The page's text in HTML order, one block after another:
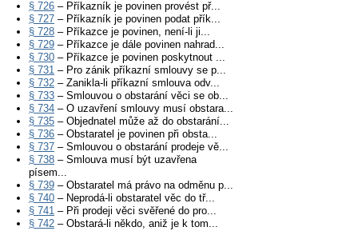
§ 726 – Příkazník je povinen provést př...
§ 727 – Příkazník je povinen podat přík...
§ 728 – Příkazce je povinen, není-li ji...
§ 729 – Příkazce je dále povinen nahrad...
§ 730 – Příkazce je povinen poskytnout ...
§ 731 – Pro zánik příkazní smlouvy se p...
§ 732 – Zanikla-li příkazní smlouva odv...
§ 733 – Smlouvou o obstarání věci se ob...
§ 734 – O uzavření smlouvy musí obstara...
§ 735 – Objednatel může až do obstarání...
§ 736 – Obstaratel je povinen při obsta...
§ 737 – Smlouvou o obstarání prodeje vě...
§ 738 – Smlouva musí být uzavřena
písem...
§ 739 – Obstaratel má právo na odměnu p...
§ 740 – Neprodá-li obstaratel věc do tř...
§ 741 – Při prodeji věci svěřené do pro...
§ 742 – Obstará-li někdo, aniž je k tom...